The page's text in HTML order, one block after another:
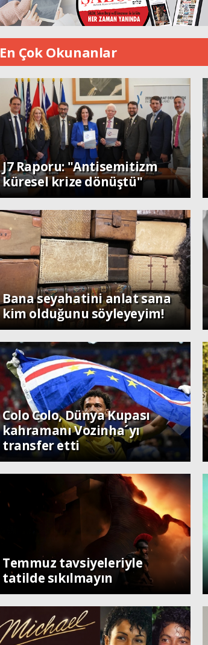
En Çok Okunanlar
Dünya
J7 Raporu: "Antisemitizm
küresel krize dönüştü"
Sanat
Bana seyahatini anlat sana
kim olduğunu söyleyeyim!
Spor
Colo Colo, Dünya Kupası
kahramanı Vozinha´yı
transfer etti
Temmuz tavsiyeleriyle
tatilde sıkılmayın